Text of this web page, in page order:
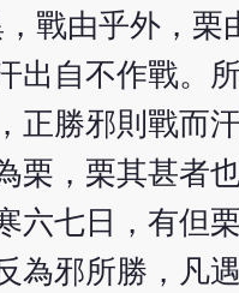
戰由乎外，栗
出自不作戰。
正勝邪則戰而
栗，栗其甚者
六七日，有但
為邪所勝，凡